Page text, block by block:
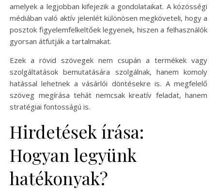
amelyek a legjobban kifejezik a gondolataikat. A közösségi
médiában való aktív jelenlét különösen megköveteli, hogy a
posztok figyelemfelkeltőek legyenek, hiszen a felhasználók
gyorsan átfutják a tartalmakat.
Ezek a rövid szövegek nem csupán a termékek vagy
szolgáltatások bemutatására szolgálnak, hanem komoly
hatással lehetnek a vásárlói döntésekre is. A megfelelő
szöveg megírása tehát nemcsak kreatív feladat, hanem
stratégiai fontosságú is.
Hirdetések írása:
Hogyan legyünk
hatékonyak?